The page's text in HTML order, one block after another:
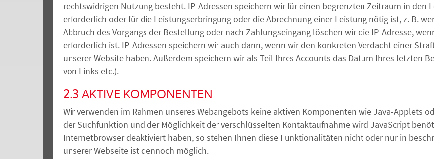
rechtswidrigen Nutzung besteht. IP-Adressen speichern wir für einen begrenzten Zeitraum in den
erforderlich oder für die Leistungserbringung oder die Abrechnung einer Leistung nötig ist, z. B.
Abbruch des Vorgangs der Bestellung oder nach Zahlungseingang löschen wir die IP-Adresse,
erforderlich ist. IP-Adressen speichern wir auch dann, wenn wir den konkreten Verdacht einer
unserer Website haben. Außerdem speichern wir als Teil Ihres Accounts das Datum Ihres letzten
von Links etc.).
2.3 AKTIVE KOMPONENTEN
Wir verwenden im Rahmen unseres Webangebots keine aktiven Komponenten wie Java-Applets
der Suchfunktion und der Möglichkeit der verschlüsselten Kontaktaufnahme wird JavaScript
Internetbrowser deaktiviert haben, so stehen Ihnen diese Funktionalitäten nicht oder nur in
unserer Webseite ist dennoch möglich.